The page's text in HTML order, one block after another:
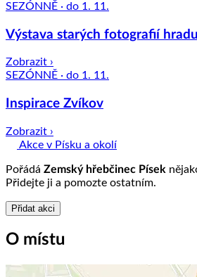
SEZÓNNĚ · do 1. 11.
Výstava starých fotografií
Zobrazit ›
SEZÓNNĚ · do 1. 11.
Inspirace Zvíkov
Zobrazit ›
Akce v Písku a okolí
Pořádá Zemský hřebčinec Písek
Přidejte ji a pomozte ostatním.
Přidat akci
O místu